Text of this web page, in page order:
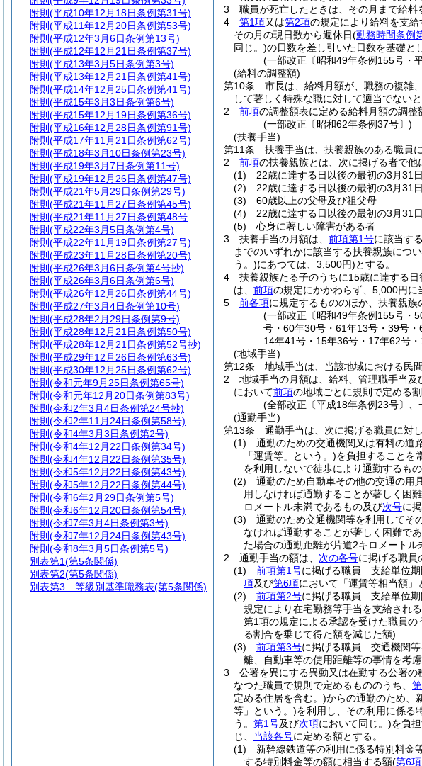
3
職員が死亡したときは、その月まで給料
4
第1項又は第2項の規定により給料を支
その月の現日数から週休日(勤務時間条例
同じ。)の日数を差し引いた日数を基礎と
(一部改正〔昭和49年条例155号・
(給料の調整額)
第10条
市長は、給料月額が、職務の複雑
して著しく特殊な職に対して適当でない
2
前項の調整額表に定める給料月額の調整
(一部改正〔昭和62年条例37号〕)
(扶養手当)
第11条
扶養手当は、扶養親族のある職員
2
前項の扶養親族とは、次に掲げる者で他
(1)
22歳に達する日以後の最初の3月31
(2)
22歳に達する日以後の最初の3月31
(3)
60歳以上の父母及び祖父母
(4)
22歳に達する日以後の最初の3月31
(5)
心身に著しい障害がある者
3
扶養手当の月額は、 前項第1号に該当す
までのいずれかに該当する扶養親族につ
う。)にあつては、3,500円)とする。
4
扶養親族たる子のうちに15歳に達する
は、 前項の規定にかかわらず、5,000円
5
前各項に規定するもののほか、扶養親族
(一部改正〔昭和49年条例155号・
号・60年30号・61年13号・39号
14年41号・15年36号・17年62号
(地域手当)
第12条
地域手当は、当該地域における民
2
地域手当の月額は、給料、管理職手当
において前項の地域ごとに規則で定める
(全部改正〔平成18年条例23号〕
(通勤手当)
第13条
通勤手当は、次に掲げる職員に対
(1)
通勤のための交通機関又は有料の道
「運賃等」という。)を負担することを
を利用しないで徒歩により通勤するも
(2)
通勤のため自動車その他の交通の用
用しなければ通勤することが著しく困
ロメートル未満であるもの及び次号に
(3)
通勤のため交通機関等を利用してそ
なければ通勤することが著しく困難で
た場合の通勤距離が片道2キロメート
2
通勤手当の額は、 次の各号に掲げる職員
(1)
前項第1号に掲げる職員 支給単位期
項及び第6項において「運賃等相当額」
(2)
前項第2号に掲げる職員 支給単位期
規定により在宅勤務等手当を支給され
第1項の規定による承認を受けた職員
る割合を乗じて得た額を減じた額)
(3)
前項第3号に掲げる職員 交通機関等
離、自動車等の使用距離等の事情を考
3
公署を異にする異動又は在勤する公署
なつた職員で規則で定めるもののうち、
定める住居を含む。)からの通勤のため、
等」という。)を利用し、その利用に係る
う。 第1号及び次項において同じ。)を負
じ、 当該各号に定める額とする。
(1)
新幹線鉄道等の利用に係る特別料
する特別料金等の額に相当する額(第6項
附則 (平成10年12月18日条例第31号)
附則 (平成11年12月20日条例第53号)
附則 (平成12年3月6日条例第13号)
附則 (平成12年12月21日条例第37号)
附則 (平成13年3月5日条例第3号)
附則 (平成13年12月21日条例第41号)
附則 (平成14年12月25日条例第41号)
附則 (平成15年3月3日条例第6号)
附則 (平成15年12月19日条例第36号)
附則 (平成16年12月28日条例第91号)
附則 (平成17年11月21日条例第62号)
附則 (平成18年3月10日条例第23号)
附則 (平成19年3月7日条例第11号)
附則 (平成19年12月26日条例第47号)
附則 (平成21年5月29日条例第29号)
附則 (平成21年11月27日条例第45号)
附則 (平成21年11月27日条例第48号
附則 (平成22年3月5日条例第4号)
附則 (平成22年11月19日条例第27号)
附則 (平成23年11月28日条例第20号)
附則 (平成26年3月6日条例第4号抄)
附則 (平成26年3月6日条例第6号)
附則 (平成26年12月26日条例第44号)
附則 (平成27年3月4日条例第10号)
附則 (平成28年2月29日条例第9号)
附則 (平成28年12月21日条例第50号)
附則 (平成28年12月21日条例第52号抄)
附則 (平成29年12月26日条例第63号)
附則 (平成30年12月25日条例第62号)
附則 (令和元年9月25日条例第65号)
附則 (令和元年12月20日条例第83号)
附則 (令和2年3月4日条例第24号抄)
附則 (令和2年11月24日条例第58号)
附則 (令和4年3月3日条例第2号)
附則 (令和4年12月22日条例第34号)
附則 (令和4年12月22日条例第35号)
附則 (令和5年12月22日条例第43号)
附則 (令和5年12月22日条例第44号)
附則 (令和6年2月29日条例第5号)
附則 (令和6年12月20日条例第54号)
附則 (令和7年3月4日条例第3号)
附則 (令和7年12月24日条例第43号)
附則 (令和8年3月5日条例第5号)
別表第1(第5条関係)
別表第2(第5条関係)
別表第3 等級別基準職務表(第5条関係)